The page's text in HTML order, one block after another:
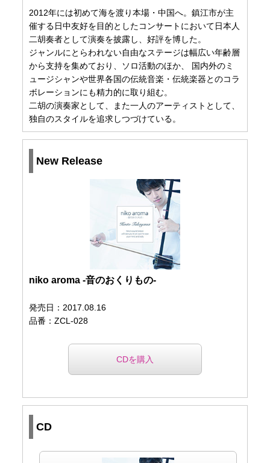
2012年には初めて海を渡り本場・中国へ。鎮江市が主
催する日中友好を目的としたコンサートにおいて日本人
二胡奏者として演奏を披露し、好評を博した。
ジャンルにとらわれない自由なステージは幅広い年齢層
から支持を集めており、ソロ活動のほか、 国内外のミ
ュージシャンや世界各国の伝統音楽・伝統楽器とのコラ
ボレーションにも精力的に取り組む。
二胡の演奏家として、また一人のアーティストとして、
独自のスタイルを追求しつづけている。
New Release
niko aroma -音のおくりもの-
発売日：2017.08.16
品番：ZCL-028
CDを購入
CD